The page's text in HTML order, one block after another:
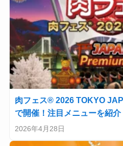
肉フェス® 2026 TOKYO
で開催！注目メニューを紹介
2026年4月28日